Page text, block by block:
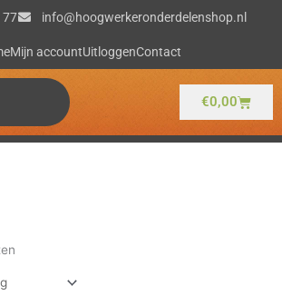
77 info@hoogwerkeronderdelenshop.nl
Mijn accountUitloggenContact
€0,00